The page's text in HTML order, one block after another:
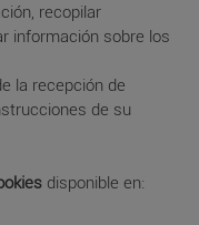
recopilar
información sobre los
la recepción de
de su
disponible en: